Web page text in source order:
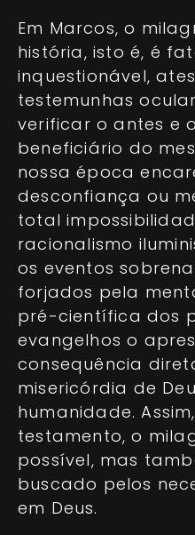
Em Marcos, o
história, isto é, é
inquestionável,
testemunhas
verificar o antes e
beneficiário do
nossa época
desconfiança ou
total
racionalismo
os eventos
forjados pela
pré-científica dos
evangelhos o
consequência
misericórdia de
humanidade.
testamento, o
possível, mas
buscado pelos
em Deus.